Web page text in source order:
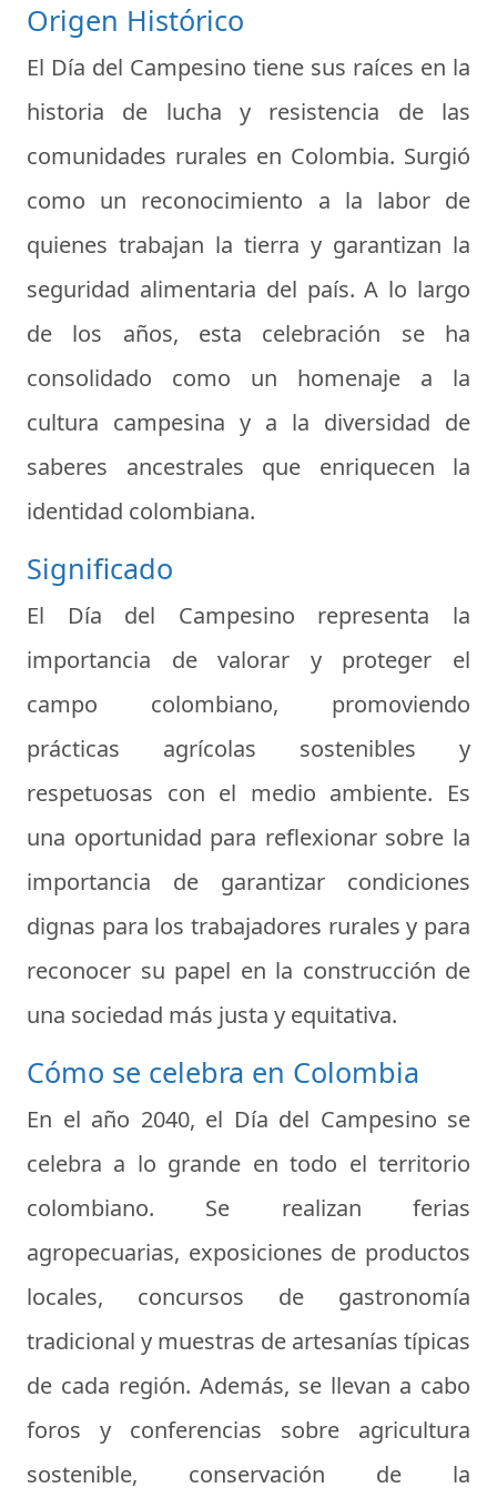
Origen Histórico
El Día del Campesino tiene sus raíces en la
historia de lucha y resistencia de las
comunidades rurales en Colombia. Surgió
como un reconocimiento a la labor de
quienes trabajan la tierra y garantizan la
seguridad alimentaria del país. A lo largo
de los años, esta celebración se ha
consolidado como un homenaje a la
cultura campesina y a la diversidad de
saberes ancestrales que enriquecen la
identidad colombiana.
Significado
El Día del Campesino representa la
importancia de valorar y proteger el
campo colombiano, promoviendo
prácticas agrícolas sostenibles y
respetuosas con el medio ambiente. Es
una oportunidad para reflexionar sobre la
importancia de garantizar condiciones
dignas para los trabajadores rurales y para
reconocer su papel en la construcción de
una sociedad más justa y equitativa.
Cómo se celebra en Colombia
En el año 2040, el Día del Campesino se
celebra a lo grande en todo el territorio
colombiano. Se realizan ferias
agropecuarias, exposiciones de productos
locales, concursos de gastronomía
tradicional y muestras de artesanías típicas
de cada región. Además, se llevan a cabo
foros y conferencias sobre agricultura
sostenible, conservación de la